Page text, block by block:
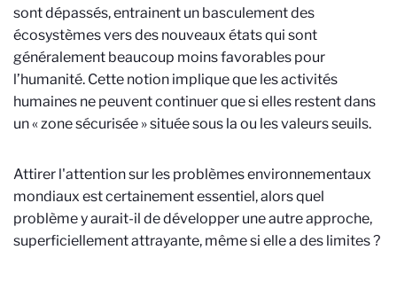
sont dépassés, entrainent un basculement des
écosystèmes vers des nouveaux états qui sont
généralement beaucoup moins favorables pour
l’humanité. Cette notion implique que les activités
humaines ne peuvent continuer que si elles restent dans
un « zone sécurisée » située sous la ou les valeurs seuils.
Attirer l'attention sur les problèmes environnementaux
mondiaux est certainement essentiel, alors quel
problème y aurait-il de développer une autre approche,
superficiellement attrayante, même si elle a des limites ?